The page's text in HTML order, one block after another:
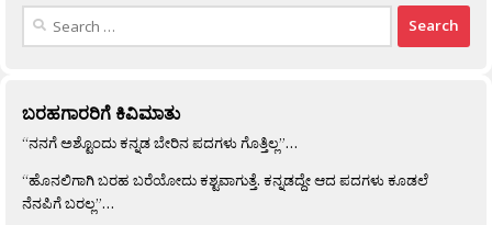
Search
ಬರಹಗಾರರಿಗೆ ಕಿವಿಮಾತು
“ನನಗೆ ಅಶ್ಟೊಂದು ಕನ್ನಡ ಬೇರಿನ ಪದಗಳು ಗೊತ್ತಿಲ್ಲ”…
“ಹೊನಲಿಗಾಗಿ ಬರಹ ಬರೆಯೋದು ಕಶ್ಟವಾಗುತ್ತೆ. ಕನ್ನಡದ್ದೇ ಆದ ಪದಗಳು ಕೂಡಲೆ
ನೆನಪಿಗೆ ಬರಲ್ಲ”…